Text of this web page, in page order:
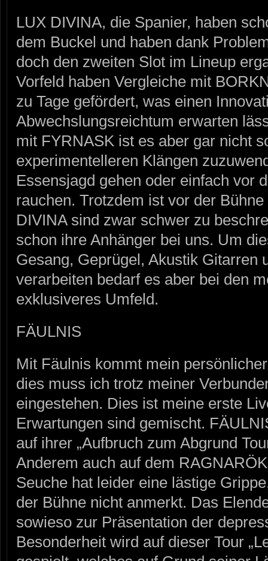
LUX DIVINA, die Spanier, haben
dem Buckel und haben dank
doch den zweiten Slot im Lineup
Vorfeld haben Vergleiche mit
zu Tage gefördert, was einen
Abwechslungsreichtum erwarten
mit FYRNASK ist es aber gar nicht
experimentelleren Klängen
Essensjagd gehen oder einfach vor
rauchen. Trotzdem ist vor der
DIVINA sind zwar schwer zu
schon ihre Anhänger bei uns. Um
Gesang, Geprügel, Akustik Gitarren
verarbeiten bedarf es aber bei den
exklusiveres Umfeld.
FÄULNIS
Mit Fäulnis kommt mein
dies muss ich trotz meiner
eingestehen. Dies ist meine erste
Erwartungen sind gemischt.
auf ihrer „Aufbruch zum Abgrund
Anderem auch auf dem
Seuche hat leider eine lästige
der Bühne nicht anmerkt. Das
sowieso zur Präsentation der
Besonderheit wird auf dieser Tour